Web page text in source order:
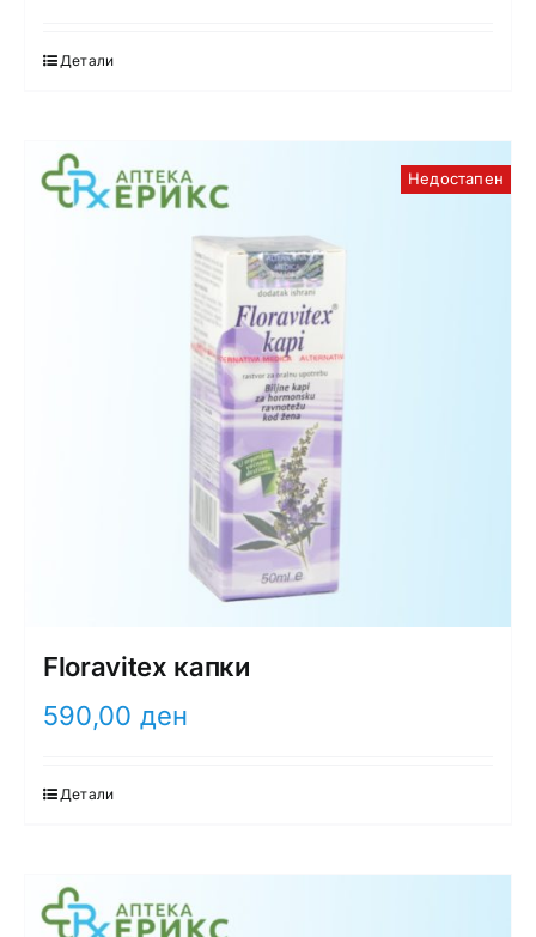
Детали
Недостапен
Floravitex капки
590,00 ден
Детали